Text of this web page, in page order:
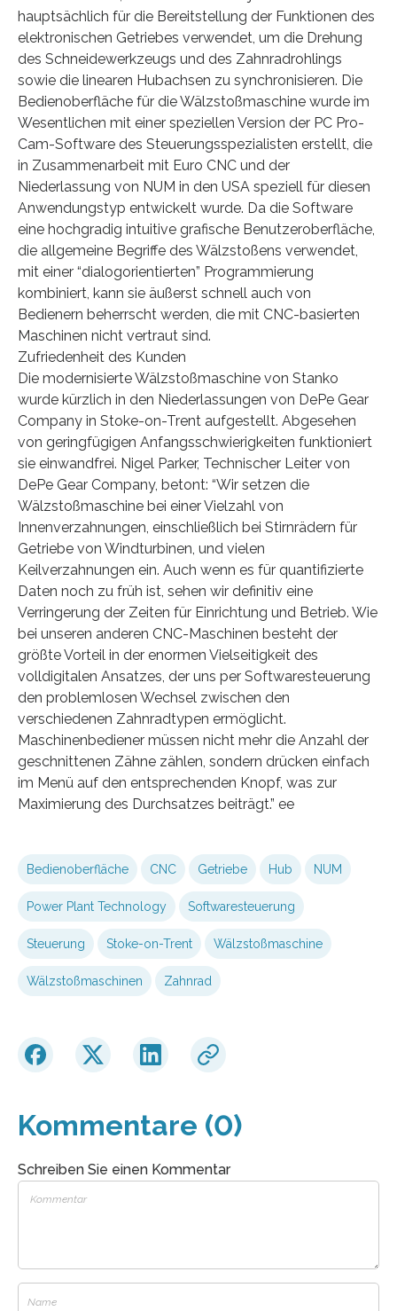
hauptsächlich für die Bereitstellung der Funktionen des
elektronischen Getriebes verwendet, um die Drehung
des Schneidewerkzeugs und des Zahnradrohlings
sowie die linearen Hubachsen zu synchronisieren. Die
Bedienoberfläche für die Wälzstoßmaschine wurde im
Wesentlichen mit einer speziellen Version der PC Pro-
Cam-Software des Steuerungsspezialisten erstellt, die
in Zusammenarbeit mit Euro CNC und der
Niederlassung von NUM in den USA speziell für diesen
Anwendungstyp entwickelt wurde. Da die Software
eine hochgradig intuitive grafische Benutzeroberfläche,
die allgemeine Begriffe des Wälzstoßens verwendet,
mit einer “dialogorientierten” Programmierung
kombiniert, kann sie äußerst schnell auch von
Bedienern beherrscht werden, die mit CNC-basierten
Maschinen nicht vertraut sind.
Zufriedenheit des Kunden
Die modernisierte Wälzstoßmaschine von Stanko
wurde kürzlich in den Niederlassungen von DePe Gear
Company in Stoke-on-Trent aufgestellt. Abgesehen
von geringfügigen Anfangsschwierigkeiten funktioniert
sie einwandfrei. Nigel Parker, Technischer Leiter von
DePe Gear Company, betont: “Wir setzen die
Wälzstoßmaschine bei einer Vielzahl von
Innenverzahnungen, einschließlich bei Stirnrädern für
Getriebe von Windturbinen, und vielen
Keilverzahnungen ein. Auch wenn es für quantifizierte
Daten noch zu früh ist, sehen wir definitiv eine
Verringerung der Zeiten für Einrichtung und Betrieb. Wie
bei unseren anderen CNC-Maschinen besteht der
größte Vorteil in der enormen Vielseitigkeit des
volldigitalen Ansatzes, der uns per Softwaresteuerung
den problemlosen Wechsel zwischen den
verschiedenen Zahnradtypen ermöglicht.
Maschinenbediener müssen nicht mehr die Anzahl der
geschnittenen Zähne zählen, sondern drücken einfach
im Menü auf den entsprechenden Knopf, was zur
Maximierung des Durchsatzes beiträgt.” ee
Bedienoberfläche CNC Getriebe Hub NUM
Power Plant Technology Softwaresteuerung
Steuerung Stoke-on-Trent Wälzstoßmaschine
Wälzstoßmaschinen Zahnrad
Kommentare (0)
Schreiben Sie einen Kommentar